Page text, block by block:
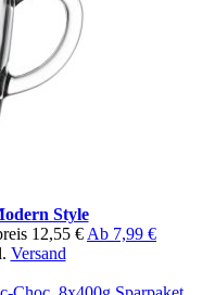
Style
12,55 € Ab 7,99 €
Versand